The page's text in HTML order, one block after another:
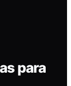
para